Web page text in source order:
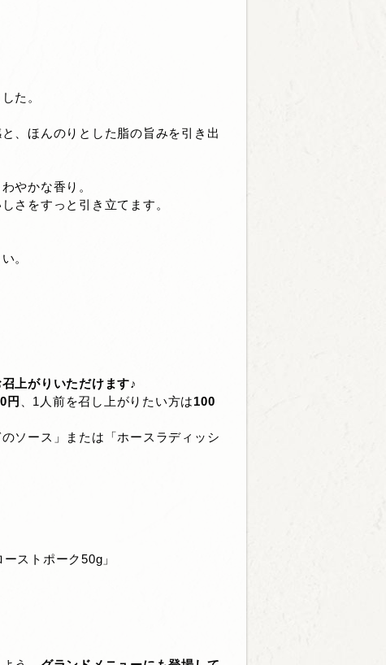
た。
、ほんのりとした脂の旨みを引き出
やかな香り。
さをすっと引き立てます。
。
上がりいただけます♪
円 、1人前を召し上がりたい方は100
ソース」または「ホースラディッシ
トポーク50g」